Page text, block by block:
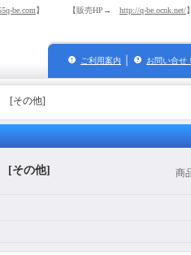
be.com】 【販売HP→ http://q-be.ocnk.net/
ご利用案内 お問い合せ！
[その他]
[その他] 商